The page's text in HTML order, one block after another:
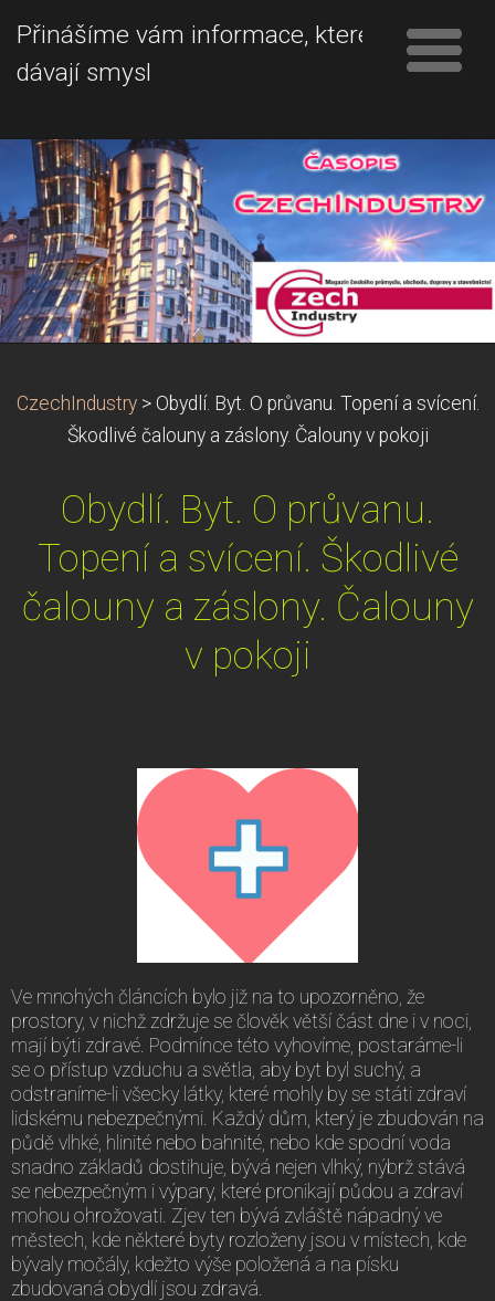
Přinášíme vám informace, které
dávají smysl
CzechIndustry > Obydlí. Byt. O průvanu. Topení a svícení.
Škodlivé čalouny a záslony. Čalouny v pokoji
Obydlí. Byt. O průvanu.
Topení a svícení. Škodlivé
čalouny a záslony. Čalouny
v pokoji
Ve mnohých článcích bylo již na to upozorněno, že
prostory, v nichž zdržuje se člověk větší část dne i v noci,
mají býti zdravé. Podmínce této vyhovíme, postaráme-li
se o přístup vzduchu a světla, aby byt byl suchý, a
odstraníme-li všecky látky, které mohly by se státi zdraví
lidskému nebezpečnými. Každý dům, který je zbudován na
půdě vlhké, hlinité nebo bahnité, nebo kde spodní voda
snadno základů dostihuje, bývá nejen vlhký, nýbrž stává
se nebezpečným i výpary, které pronikají půdou a zdraví
mohou ohrožovati. Zjev ten bývá zvláště nápadný ve
městech, kde některé byty rozloženy jsou v místech, kde
bývaly močály, kdežto výše položená a na písku
zbudovaná obydlí jsou zdravá.